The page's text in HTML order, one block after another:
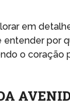
em
entender por
o coração